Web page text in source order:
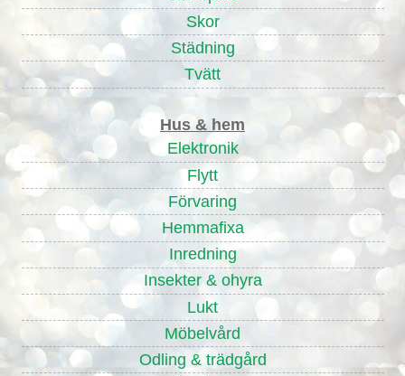
Skor
Städning
Tvätt
Hus & hem
Elektronik
Flytt
Förvaring
Hemmafixa
Inredning
Insekter & ohyra
Lukt
Möbelvård
Odling & trädgård